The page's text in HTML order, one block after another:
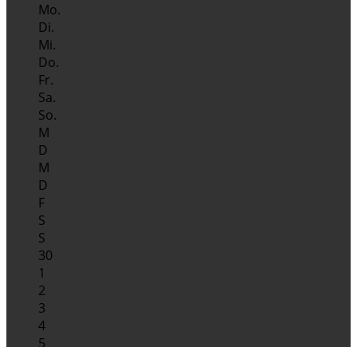
Mo.
Di.
Mi.
Do.
Fr.
Sa.
So.
M
D
M
D
F
S
S
30
1
2
3
4
5